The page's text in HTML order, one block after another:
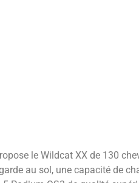
le Wildcat XX de 130
au sol, une capacité de